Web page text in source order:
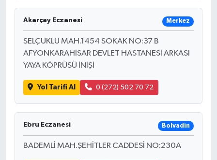
Akarçay Eczanesi Merkez
SELÇUKLU MAH.1454 SOKAK NO:37 B
AFYONKARAHİSAR DEVLET HASTANESİ ARKASI
YAYA KÖPRÜSÜ İNİŞİ
Yol Tarifi Al 0 (272) 502 70 72
Ebru Eczanesi Bolvadin
BADEMLİ MAH.ŞEHİTLER CADDESİ NO:230A